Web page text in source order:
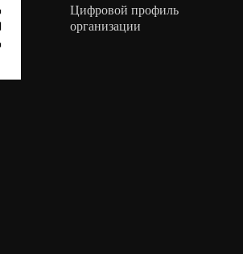
Цифровой профиль
организации